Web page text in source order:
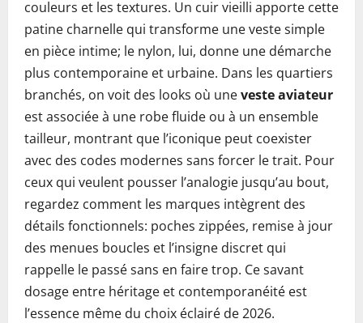
couleurs et les textures. Un cuir vieilli apporte cette
patine charnelle qui transforme une veste simple
en pièce intime; le nylon, lui, donne une démarche
plus contemporaine et urbaine. Dans les quartiers
branchés, on voit des looks où uneveste aviateur
est associée à une robe fluide ou à un ensemble
tailleur, montrant que l’iconique peut coexister
avec des codes modernes sans forcer le trait. Pour
ceux qui veulent pousser l’analogie jusqu’au bout,
regardez comment les marques intègrent des
détails fonctionnels: poches zippées, remise à jour
des menues boucles et l’insigne discret qui
rappelle le passé sans en faire trop. Ce savant
dosage entre héritage et contemporanéité est
l’essence même du choix éclairé de 2026.